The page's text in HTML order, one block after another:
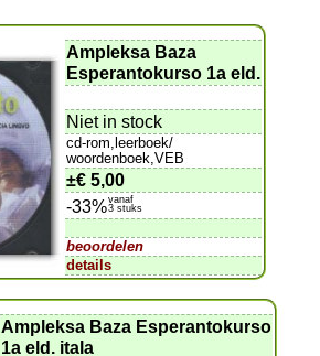
Ampleksa Baza
Esperantokurso 1a eld.
Niet in stock
cd-rom,leerboek/
woordenboek,VEB
±€ 5,00
-33%vanaf
3 stuks
beoordelen
details
Ampleksa Baza Esperantokurso
1a eld. itala